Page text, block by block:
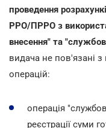
проведення
РРО/ПРРО з
внесення" та
видача не пов'язані
операцій:
операція
реєстрації суми